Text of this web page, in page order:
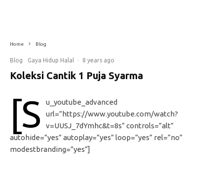
Home Blog
Blog Gaya Hidup Halal · 8 years ago
Koleksi Cantik 1 Puja Syarma
[s
u_youtube_advanced
url=”https://www.youtube.com/watch?
v=UUSJ_7dYmhc&t=8s” controls=”alt”
autohide=”yes” autoplay=”yes” loop=”yes” rel=”no”
modestbranding=”yes”]